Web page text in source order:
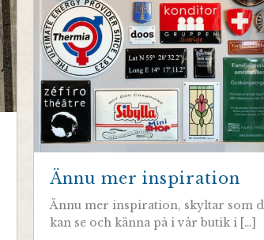
Ännu mer inspiration
Ännu mer inspiration, skyltar som
kan se och känna på i vår butik i […]